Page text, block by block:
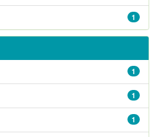
1
1
1
1